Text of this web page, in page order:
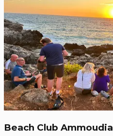
Beach Club Ammoudia